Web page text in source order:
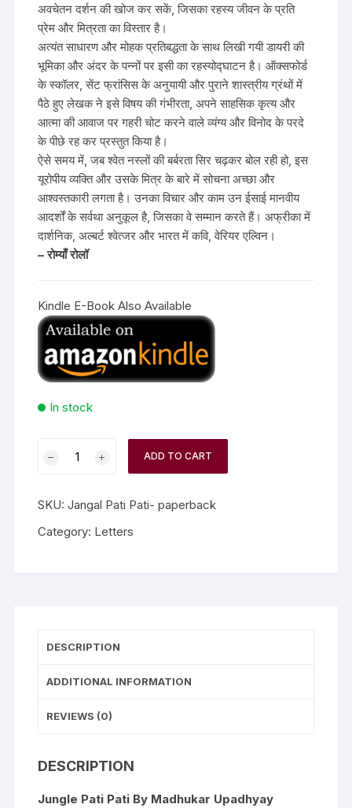
अवचेतन दर्शन की खोज कर सकें, जिसका रहस्य जीवन के प्रति
प्रेम और मित्रता का विस्तार है।
अत्यंत साधारण और मोहक प्रतिबद्धता के साथ लिखी गयी डायरी की
भूमिका और अंदर के पन्नों पर इसी का रहस्यो‌द्घाटन है। ऑक्सफोर्ड
के स्कॉलर, सेंट फ्रांसिस के अनुयायी और पुराने शास्त्रीय ग्रंथों में
पैठे हुए लेखक ने इसे विषय की गंभीरता, अपने साहसिक कृत्य और
आत्मा की आवाज पर गहरी चोट करने वाले व्यंग्य और विनोद के परदे
के पीछे रह कर प्रस्तुत किया है।
ऐसे समय में, जब श्वेत नस्लों की बर्बरता सिर चढ़कर बोल रही हो, इस
यूरोपीय व्यक्ति और उसके मित्र के बारे में सोचना अच्छा और
आश्वस्तकारी लगता है। उनका विचार और काम उन ईसाई मानवीय
आदर्शों के सर्वथा अनुकूल है, जिसका वे सम्मान करते हैं। अफ्रीका में
दार्शनिक, अल्बर्ट श्वेत्जर और भारत में कवि, वेरियर एल्विन।
– रोम्याँ रोलॉ
Kindle E-Book Also Available
In stock
ADD TO CART
SKU:Jangal Pati Pati- paperback
Category: Letters
DESCRIPTION
ADDITIONAL INFORMATION
REVIEWS (0)
DESCRIPTION
Jungle Pati Pati By Madhukar Upadhyay